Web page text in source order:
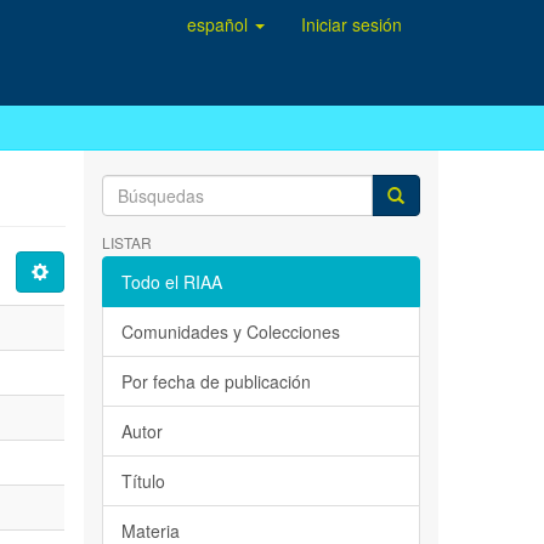
español Iniciar sesión
LISTAR
Todo el RIAA
Comunidades y Colecciones
Por fecha de publicación
Autor
Título
Materia